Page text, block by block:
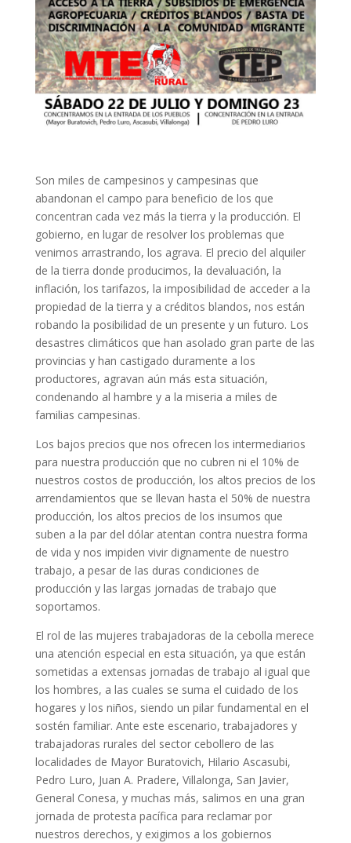
Son miles de campesinos y campesinas que
abandonan el campo para beneficio de los que
concentran cada vez más la tierra y la producción. El
gobierno, en lugar de resolver los problemas que
venimos arrastrando, los agrava. El precio del alquiler
de la tierra donde producimos, la devaluación, la
inflación, los tarifazos, la imposibilidad de acceder a la
propiedad de la tierra y a créditos blandos, nos están
robando la posibilidad de un presente y un futuro. Los
desastres climáticos que han asolado gran parte de las
provincias y han castigado duramente a los
productores, agravan aún más esta situación,
condenando al hambre y a la miseria a miles de
familias campesinas.
Los bajos precios que nos ofrecen los intermediarios
para nuestra producción que no cubren ni el 10% de
nuestros costos de producción, los altos precios de los
arrendamientos que se llevan hasta el 50% de nuestra
producción, los altos precios de los insumos que
suben a la par del dólar atentan contra nuestra forma
de vida y nos impiden vivir dignamente de nuestro
trabajo, a pesar de las duras condiciones de
producción y las largas jornadas de trabajo que
soportamos.
El rol de las mujeres trabajadoras de la cebolla merece
una atención especial en esta situación, ya que están
sometidas a extensas jornadas de trabajo al igual que
los hombres, a las cuales se suma el cuidado de los
hogares y los niños, siendo un pilar fundamental en el
sostén familiar. Ante este escenario, trabajadores y
trabajadoras rurales del sector cebollero de las
localidades de Mayor Buratovich, Hilario Ascasubi,
Pedro Luro, Juan A. Pradere, Villalonga, San Javier,
General Conesa, y muchas más, salimos en una gran
jornada de protesta pacífica para reclamar por
nuestros derechos, y exigimos a los gobiernos